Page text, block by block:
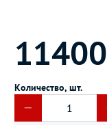
Количество, шт.